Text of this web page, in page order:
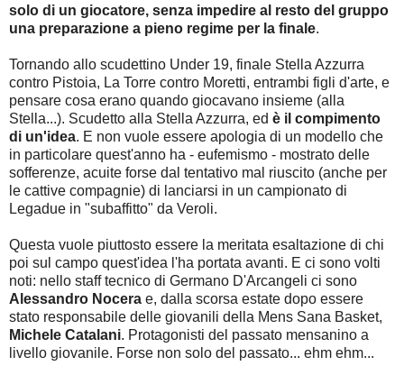
solo di un giocatore, senza impedire al resto del gruppo
una preparazione a pieno regime per la finale.
Tornando allo scudettino Under 19, finale Stella Azzurra
contro Pistoia, La Torre contro Moretti, entrambi figli d'arte, e
pensare cosa erano quando giocavano insieme (alla
Stella...). Scudetto alla Stella Azzurra, ed è il compimento
di un'idea. E non vuole essere apologia di un modello che
in particolare quest'anno ha - eufemismo - mostrato delle
sofferenze, acuite forse dal tentativo mal riuscito (anche per
le cattive compagnie) di lanciarsi in un campionato di
Legadue in "subaffitto" da Veroli.
Questa vuole piuttosto essere la meritata esaltazione di chi
poi sul campo quest'idea l'ha portata avanti. E ci sono volti
noti: nello staff tecnico di Germano D'Arcangeli ci sono
Alessandro Nocera e, dalla scorsa estate dopo essere
stato responsabile delle giovanili della Mens Sana Basket,
Michele Catalani. Protagonisti del passato mensanino a
livello giovanile. Forse non solo del passato... ehm ehm...